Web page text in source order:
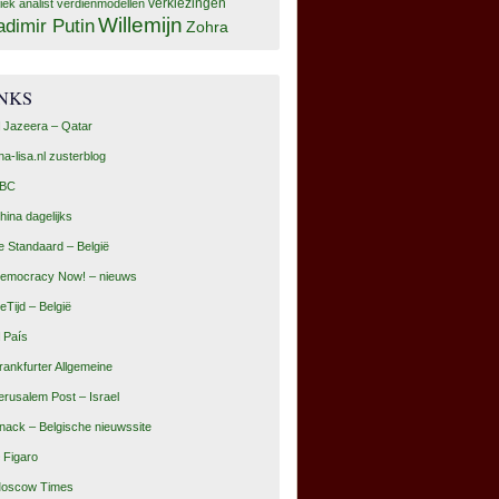
analist verdienmodellen verkiezingen
PutinWillemijn Zohra
Jazeera – Qatar
lisa.nl zusterblog
dagelijks
Standaard – België
Now! – nieuws
– België
País
Allgemeine
Post – Israel
– Belgische nieuwssite
Figaro
Times